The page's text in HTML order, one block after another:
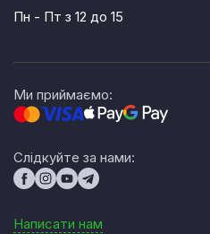
Пн - Пт з 12 до 15
Ми приймаємо:
Слідкуйте за нами:
Написати нам